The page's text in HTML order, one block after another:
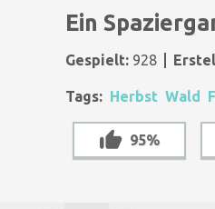
Ein
Gespielt: 928
Tags: Herbst Wald
95%